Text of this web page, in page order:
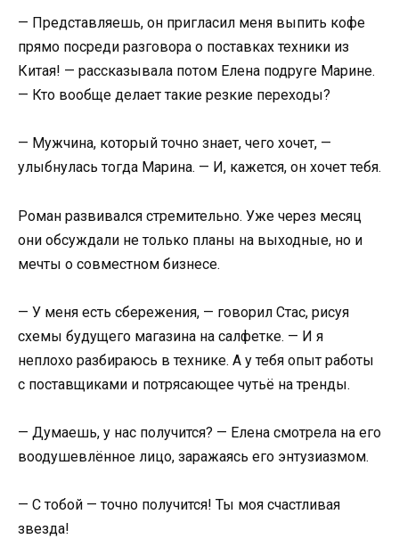
— Представляешь, он пригласил меня выпить кофе
прямо посреди разговора о поставках техники из
Китая! — рассказывала потом Елена подруге Марине.
— Кто вообще делает такие резкие переходы?
— Мужчина, который точно знает, чего хочет, —
улыбнулась тогда Марина. — И, кажется, он хочет тебя.
Роман развивался стремительно. Уже через месяц
они обсуждали не только планы на выходные, но и
мечты о совместном бизнесе.
— У меня есть сбережения, — говорил Стас, рисуя
схемы будущего магазина на салфетке. — И я
неплохо разбираюсь в технике. А у тебя опыт работы
с поставщиками и потрясающее чутьё на тренды.
— Думаешь, у нас получится? — Елена смотрела на его
воодушевлённое лицо, заражаясь его энтузиазмом.
— С тобой — точно получится! Ты моя счастливая
звезда!